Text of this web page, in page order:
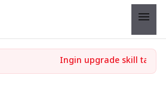
menu